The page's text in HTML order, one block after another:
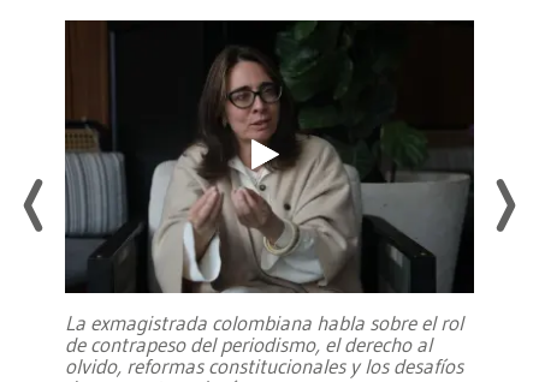
La exmagistrada colombiana habla sobre el rol
de contrapeso del periodismo, el derecho al
olvido, reformas constitucionales y los desafíos